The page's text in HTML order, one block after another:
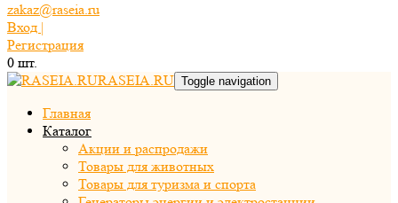
zakaz@raseia.ru
Вход |
Регистрация
0 шт.
RASEIA.RU Toggle navigation
Главная
Каталог
Акции и распродажи
Товары для животных
Товары для туризма и спорта